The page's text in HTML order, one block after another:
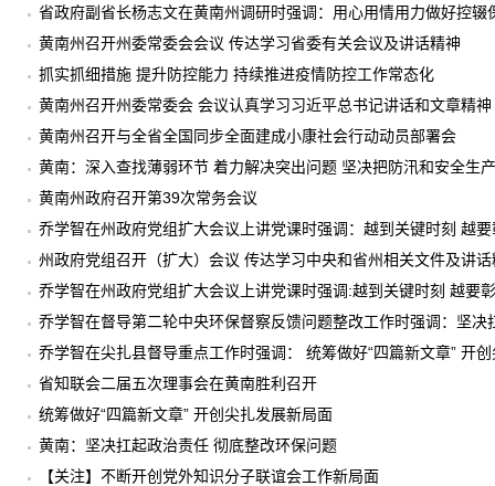
省政府副省长杨志文在黄南州调研时强调：用心用情用力做好控
黄南州召开州委常委会会议 传达学习省委有关会议及讲话精神
抓实抓细措施 提升防控能力 持续推进疫情防控工作常态化
黄南州召开州委常委会 会议认真学习习近平总书记讲话和文章精神
黄南州召开与全省全国同步全面建成小康社会行动动员部署会
黄南：深入查找薄弱环节 着力解决突出问题 坚决把防汛和安全生
黄南州政府召开第39次常务会议
乔学智在州政府党组扩大会议上讲党课时强调：越到关键时刻 越
写共产党人精彩华章
州政府党组召开（扩大）会议 传达学习中央和省州相关文件及讲话
乔学智在州政府党组扩大会议上讲党课时强调:越到关键时刻 越要
共产党人精彩华章
乔学智在督导第二轮中央环保督察反馈问题整改工作时强调：坚
乔学智在尖扎县督导重点工作时强调： 统筹做好“四篇新文章” 开
省知联会二届五次理事会在黄南胜利召开
统筹做好“四篇新文章” 开创尖扎发展新局面
黄南：坚决扛起政治责任 彻底整改环保问题
【关注】不断开创党外知识分子联谊会工作新局面